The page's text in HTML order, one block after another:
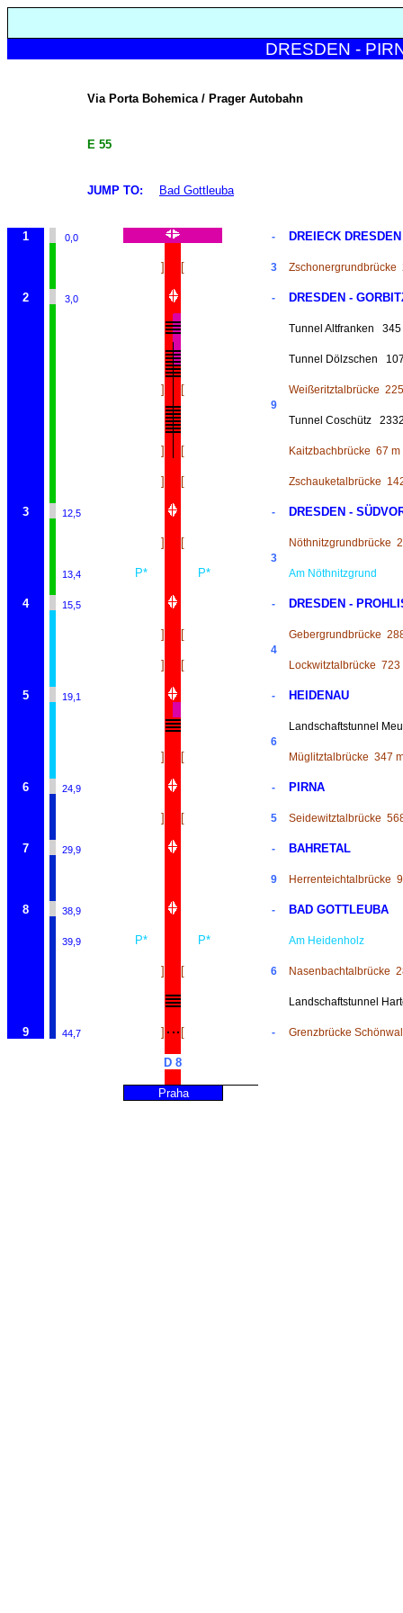
DRESDEN -
Via Porta Bohemica / Prager Autobahn
E 55
JUMP TO: Bad Gottleuba
1 0,0 - DREIECK
] [ 3 Zschonergrundbrücke
2 3,0 - DRESDEN -
Tunnel Altfranken 345
Tunnel Dölzschen
] [ Weißeritztalbrücke
9
Tunnel Coschütz
] [ Kaitzbachbrücke 67 m
] [ Zschauketalbrücke
3 12,5 - DRESDEN -
] [ Nöthnitzgrundbrücke
3
13,4 P* P* Am Nöthnitzgrund
4 15,5 - DRESDEN -
] [ Gebergrundbrücke
4
] [ Lockwitztalbrücke 723
5 19,1 - HEIDENAU
Landschaftstunnel
6
] [ Müglitztalbrücke 347
6 24,9 - PIRNA
] [ 5 Seidewitztalbrücke
7 29,9 - BAHRETAL
9 Herrenteichtalbrücke
8 38,9 - BAD GOTTLEUBA
39,9 P* P* Am Heidenholz
] [ 6 Nasenbachtalbrücke
Landschaftstunnel
9 44,7 ] [ - Grenzbrücke
D 8
Praha